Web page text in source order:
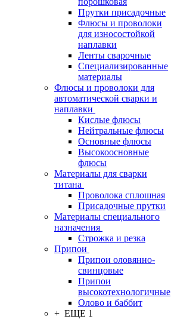
Прутки присадочные
Флюсы и проволоки
для износостойкой
наплавки
Ленты сварочные
Специализированные
материалы
Флюсы и проволоки для
автоматической сварки и
наплавки
Кислые флюсы
Нейтральные флюсы
Основные флюсы
Высокоосновные
флюсы
Материалы для сварки
титана
Проволока сплошная
Присадочные прутки
Материалы специального
назначения
Строжка и резка
Припои
Припои оловянно-
свинцовые
Припои
высокотехнологичные
Олово и баббит
+ ЕЩЕ 1